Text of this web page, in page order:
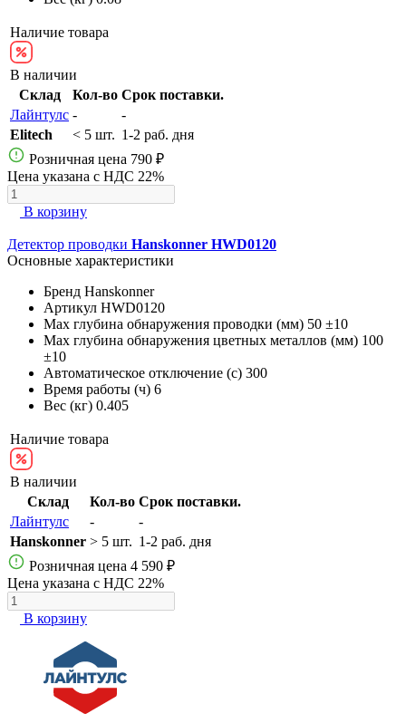
Наличие товара
В наличии
Склад
Кол-во Срок поставки.
Лайнтулс -
-
Elitech
< 5 шт. 1-2 раб. дня
Розничная цена 790 ₽
Цена указана с НДС 22%
В корзину
Детектор проводки Hanskonner HWD0120
Основные характеристики
Бренд Hanskonner
Артикул HWD0120
Max глубина обнаружения проводки (мм) 50 ±10
Max глубина обнаружения цветных металлов (мм) 100
±10
Автоматическое отключение (с) 300
Время работы (ч) 6
Вес (кг) 0.405
Наличие товара
В наличии
Склад
Кол-во Срок поставки.
Лайнтулс
-
-
Hanskonner > 5 шт. 1-2 раб. дня
Розничная цена 4 590 ₽
Цена указана с НДС 22%
В корзину